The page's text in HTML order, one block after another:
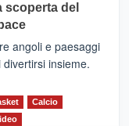
scoperta del
angoli e paesaggi
insieme.
Calcio